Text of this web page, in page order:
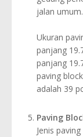
jalan umum.
Ukuran
panjang
panjang
paving
adalah 39
Paving
Jenis